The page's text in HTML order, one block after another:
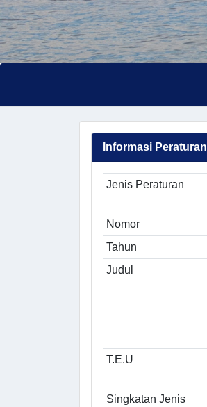
Informasi Peraturan
Jenis Peraturan
Nomor
Tahun
Judul
T.E.U
Singkatan Jenis